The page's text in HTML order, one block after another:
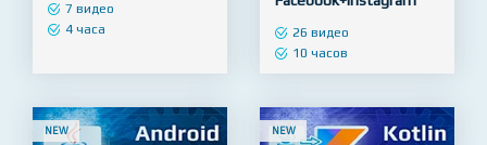
продвижение
Facebook+Instagram
Яндекс Директ, Google
Реклама, ВКонтакте,
Facebook+Instagram
10 часов